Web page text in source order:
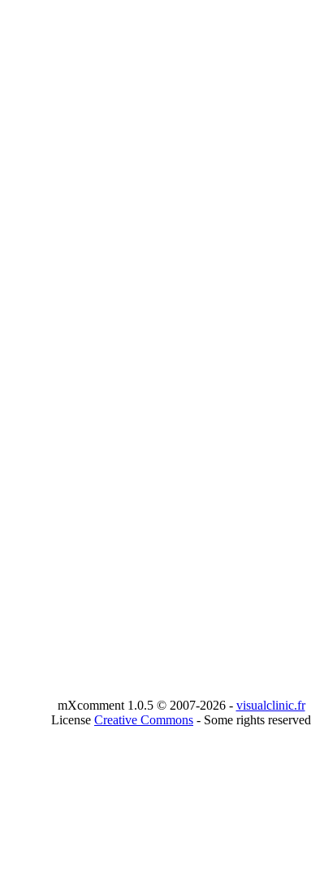
mXcomment 1.0.5 © 2007-2026 - visualclinic.fr
License Creative Commons - Some rights reserved